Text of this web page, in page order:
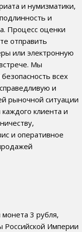
и нумизматики,
и
Процесс оценки
отправить
или электронную
Мы
всех
и
рыночной ситуации
клиента и
и оперативное
монета 3 рубля,
Российской Империи